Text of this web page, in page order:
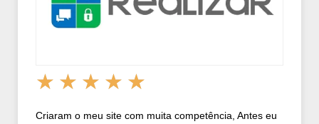
★ ★ ★ ★ ★
Criaram o meu site com muita competência, Antes eu